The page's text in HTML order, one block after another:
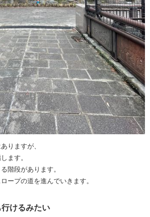
りますが、
ます。
階段があります。
ープの道を進んでいきます。
けるみたい